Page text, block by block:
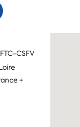
CSFV
+